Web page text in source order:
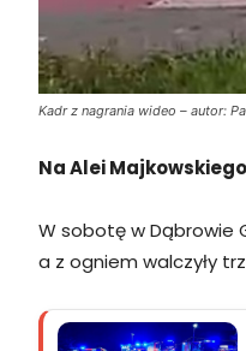
Kadr z nagrania wideo – autor:
Na Alei
W sobotę w Dąbrowie
a z ogniem walczyły